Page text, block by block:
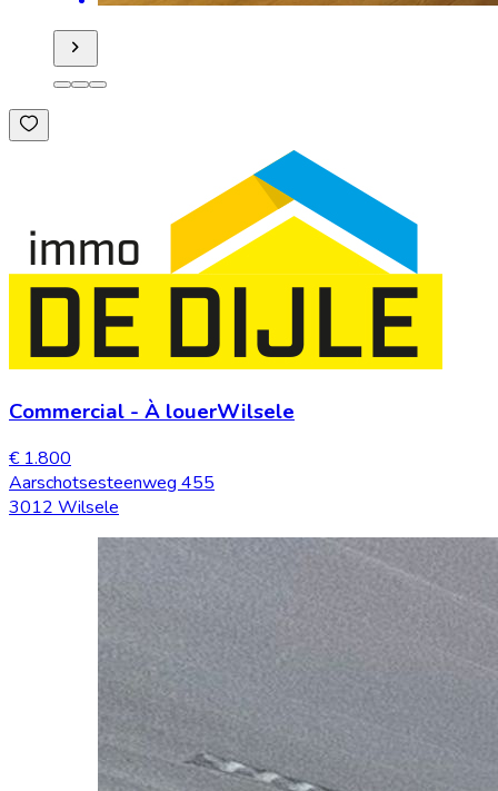
Commercial - À louerWilsele
€ 1.800
Aarschotsesteenweg 455
3012 Wilsele